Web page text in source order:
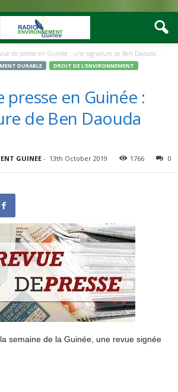
de presse en Guinée : une signature de Ben Daouda...
DURABLE
DROIT DE L’ENVIRONNEMENT
presse en Guinée :
de Ben Daouda
GUINEE - 13th October 2019 1766 0
semaine de la Guinée, une revue signée